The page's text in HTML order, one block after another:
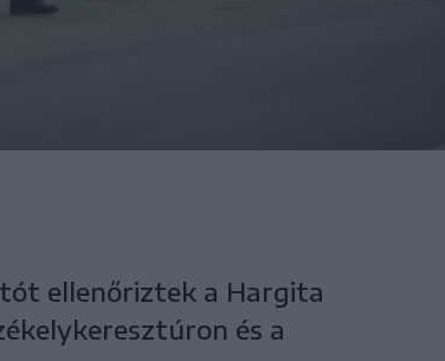
ellenőriztek a Hargita
és a